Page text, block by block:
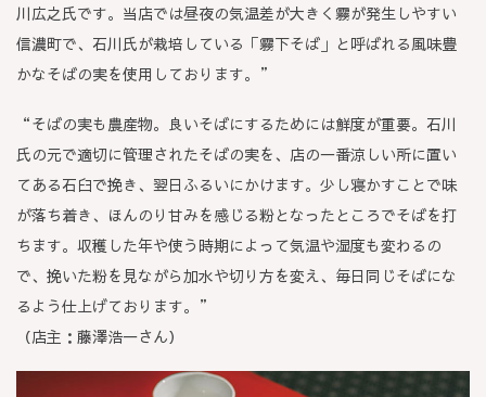
川広之氏です。当店では昼夜の気温差が大きく霧が発生しやすい
信濃町で、石川氏が栽培している「霧下そば」と呼ばれる風味豊
かなそばの実を使用しております。”
“そばの実も農産物。良いそばにするためには鮮度が重要。石川
氏の元で適切に管理されたそばの実を、店の一番涼しい所に置い
てある石臼で挽き、翌日ふるいにかけます。少し寝かすことで味
が落ち着き、ほんのり甘みを感じる粉となったところでそばを打
ちます。収穫した年や使う時期によって気温や湿度も変わるの
で、挽いた粉を見ながら加水や切り方を変え、毎日同じそばにな
るよう仕上げております。”
（店主：藤澤浩一さん）